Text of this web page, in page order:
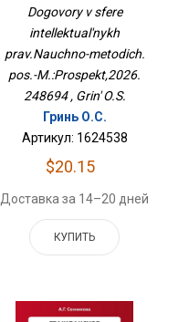
Пос.-М.:Проспект,2026.
248694
Dogovory v sfere
intellektual'nykh
prav.Nauchno-metodich.
pos.-M.:Prospekt,2026.
248694 , Grin' O.S.
Гринь О.С.
Артикул: 1624538
$20.15
Доставка за 14–20 дней
КУПИТЬ